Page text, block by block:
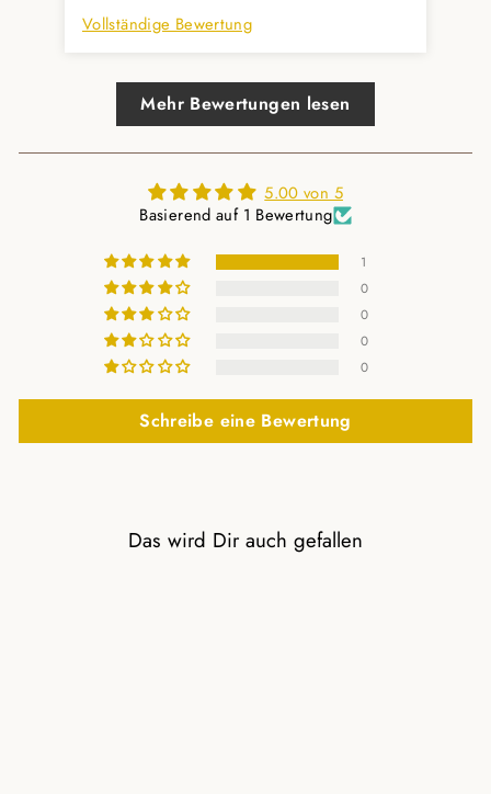
Vollständige Bewertung
Mehr Bewertungen lesen
5.00 von 5
Basierend auf 1 Bewertung
1
0
0
0
0
Schreibe eine Bewertung
Das wird Dir auch gefallen